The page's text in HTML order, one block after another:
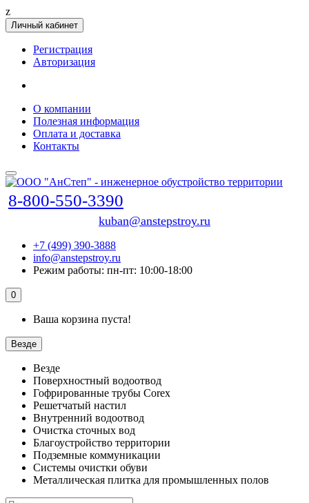
z
Личный кабинет
Регистрация
Авторизация
О компании
Полезная информация
Оплата и доставка
Контакты
8-800-550-3390
kuban@anstepstroy.ru
+7 (499) 390-3888
info@anstepstroy.ru
Режим работы: пн-пт: 10:00-18:00
0
Ваша корзина пуста!
Везде
Везде
Поверхностный водоотвод
Гофрированные трубы Corex
Решетчатый настил
Внутренний водоотвод
Очистка сточных вод
Благоустройство территории
Подземные коммуникации
Системы очистки обуви
Металлическая плитка для промышленных полов